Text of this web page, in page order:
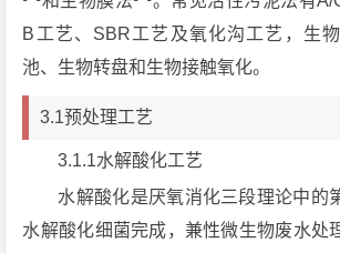
B工艺、SBR工艺及氧化沟工艺，生
池、生物转盘和生物接触氧化。
3.1预处理工艺
3.1.1水解酸化工艺
水解酸化是厌氧消化三段理论中的
水解酸化细菌完成，兼性微生物废水处